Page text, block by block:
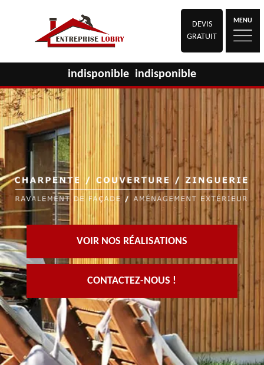
DEVIS
GRATUIT
MENU
indisponible indisponible
VOIR NOS RÉALISATIONS
CONTACTEZ-NOUS !